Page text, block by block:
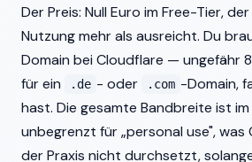
Der Preis: Null Euro im Free-Tier,
Nutzung mehr als ausreicht. Du
Domain bei Cloudflare — ungefähr
für ein
.de - oder .com -Domain,
hast. Die gesamte Bandbreite ist
unbegrenzt für „personal use", was
der Praxis nicht durchsetzt,